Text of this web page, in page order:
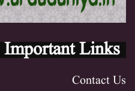
Important Links
Contact Us